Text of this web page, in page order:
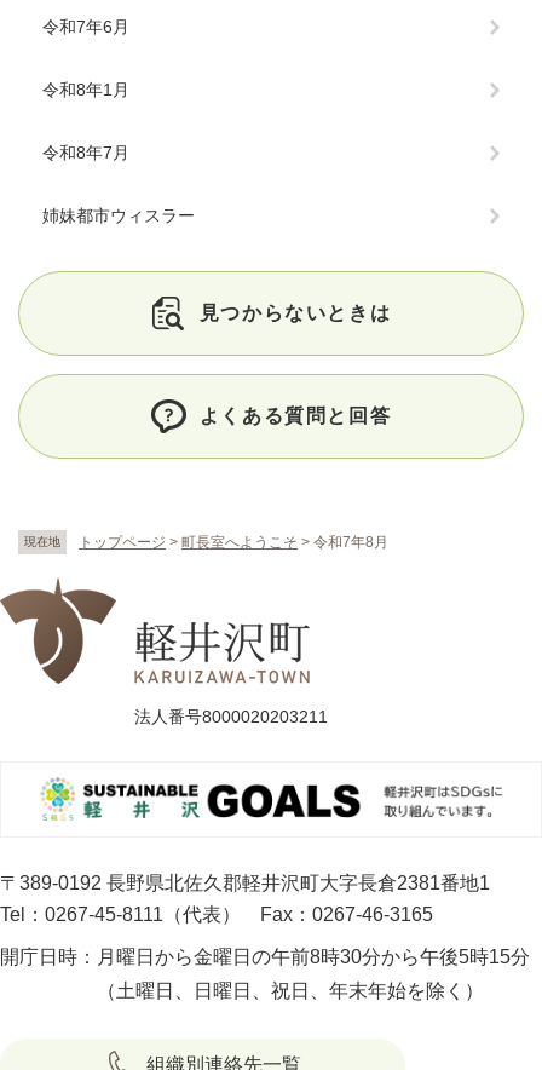
現在地 トップページ > 町長室へようこそ > 令和7年8月
令和7年6月
令和8年1月
令和8年7月
姉妹都市ウィスラー
見つからないときは
よくある質問と回答
法人番号8000020203211
〒389-0192 長野県北佐久郡軽井沢町大字長倉2381番地1
Tel：0267-45-8111（代表）
Fax：0267-46-3165
開庁日時： 月曜日から金曜日の午前8時30分から午後5時15分
（土曜日、日曜日、祝日、年末年始を除く）
組織別連絡先一覧